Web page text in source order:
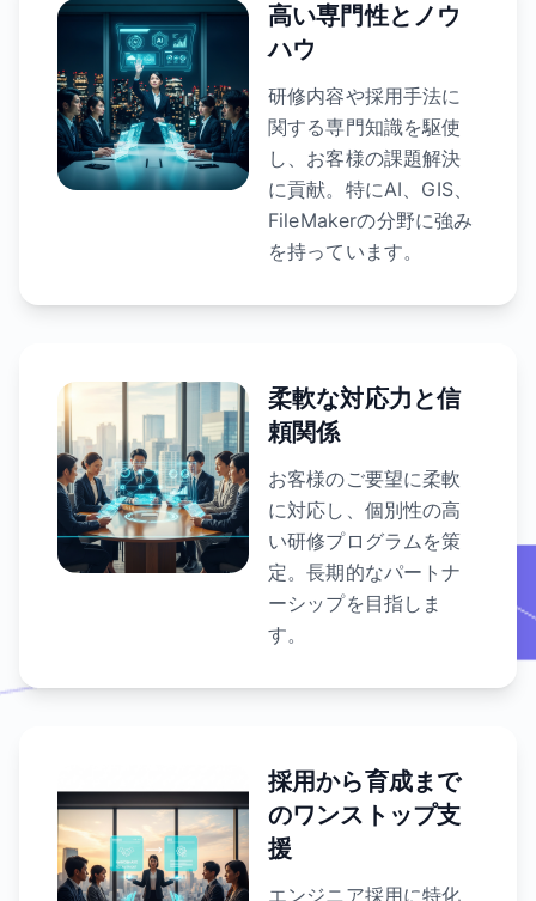
高い専門性とノウ
ハウ
研修内容や採用手法に
関する専門知識を駆使
し、お客様の課題解決
に貢献。特にAI、GIS、
FileMakerの分野に強み
を持っています。
柔軟な対応力と信
頼関係
お客様のご要望に柔軟
に対応し、個別性の高
い研修プログラムを策
定。長期的なパートナ
ーシップを目指しま
す。
採用から育成まで
のワンストップ支
援
エンジニア採用に特化